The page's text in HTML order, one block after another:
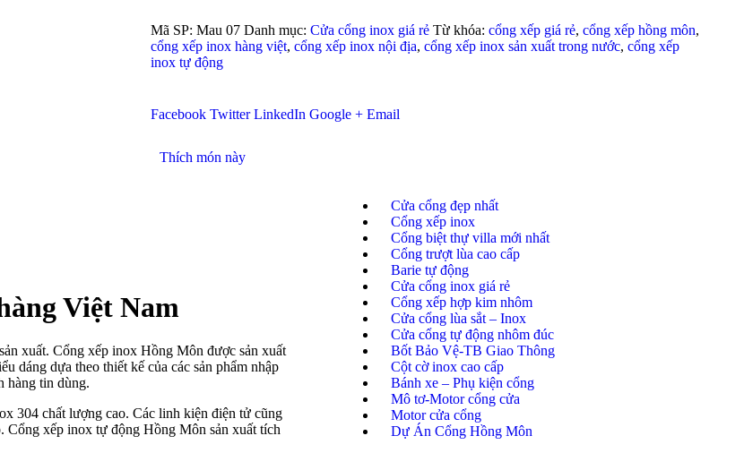
Mã SP: Mau 07 Danh mục: Cửa cổng inox giá rẻ Từ khóa: cổng xếp giá rẻ, cổng xếp hồng môn,
cổng xếp inox hàng việt, cổng xếp inox nội địa, cổng xếp inox sản xuất trong nước, cổng xếp
inox tự động
Facebook Twitter LinkedIn Google + Email
Thích món này
Việt Nam
xuất. Cổng xếp inox Hồng Môn được sản xuất
dáng dựa theo thiết kế của các sản phẩm nhập
hàng tin dùng.
304 chất lượng cao. Các linh kiện điện tử cũng
Cổng xếp inox tự động Hồng Môn sản xuất tích
Cửa cổng đẹp nhất
Cổng xếp inox
Cổng biệt thự villa mới nhất
Cổng trượt lùa cao cấp
Barie tự động
Cửa cổng inox giá rẻ
Cổng xếp hợp kim nhôm
Cửa cổng lùa sắt – Inox
Cửa cổng tự động nhôm đúc
Bốt Bảo Vệ-TB Giao Thông
Cột cờ inox cao cấp
Bánh xe – Phụ kiện cổng
Mô tơ-Motor cổng cửa
Motor cửa cổng
Dự Án Cổng Hồng Môn